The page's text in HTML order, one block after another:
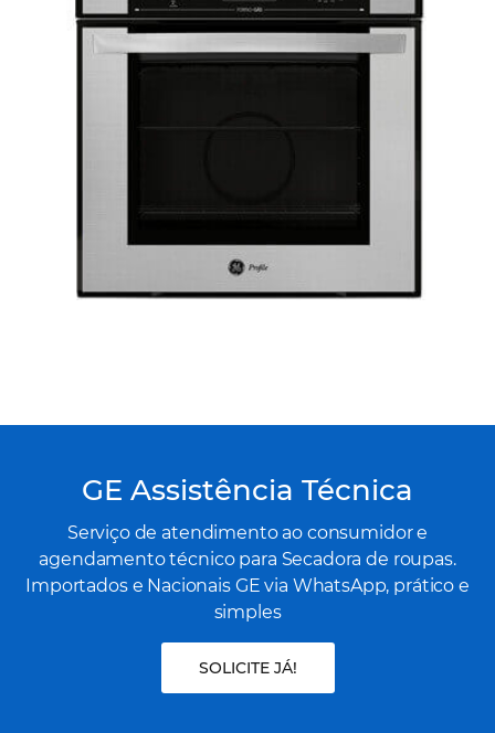
GE Assistência Técnica
Serviço de atendimento ao consumidor e
agendamento técnico para Secadora de roupas.
Importados e Nacionais GE via WhatsApp, prático e
simples
SOLICITE JÁ!